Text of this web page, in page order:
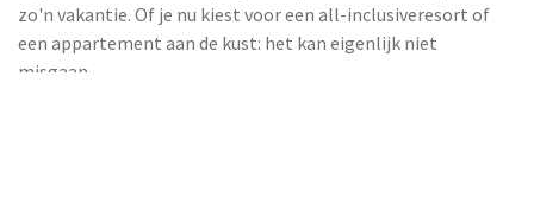
zo'n vakantie. Of je nu kiest voor een all-inclusiveresort of
een appartement aan de kust: het kan eigenlijk niet
misgaan.